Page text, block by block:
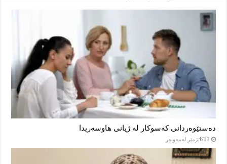
دەستێوەردانی کەسوکار لە ژیانی هاوسەریدا
12كاتژمێر لەمەوبەر